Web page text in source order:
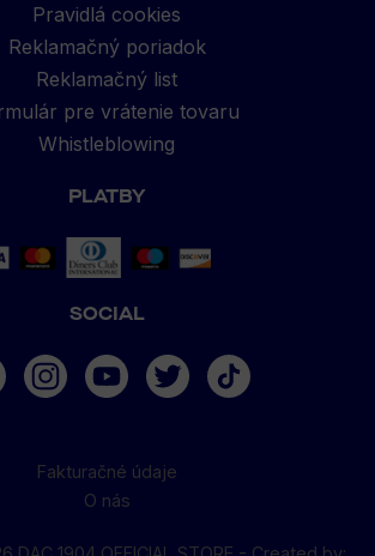
Pravidlá cookies
Reklamačný poriadok
Reklamačný list
pre vrátenie tovaru
Whistleblowing
PLATBY
SOCIAL
Fakturačné údaje
O nás